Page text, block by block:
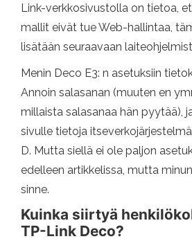
Link-verkkosivustolla on tietoa,
mallit eivät tue Web-hallintaa,
lisätään seuraavaan
Menin Deco E3: n asetuksiin
Annoin salasanan (muuten en
millaista salasanaa hän pyytää),
sivulle tietoja
D. Mutta siellä ei ole paljon
edelleen artikkelissa, mutta
sinne.
Kuinka siirtyä
TP-Link Deco?